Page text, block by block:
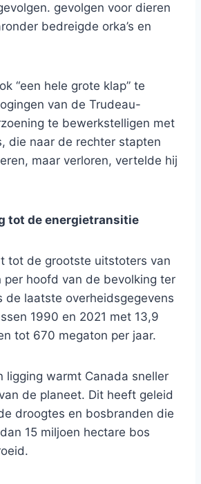
gevolgen voor dieren
bedreigde orka’s en
“een hele grote klap” te
van de Trudeau-
te bewerkstelligen met
die naar de rechter stapten
maar verloren, vertelde hij
tot de energietransitie
tot de grootste uitstoters van
per hoofd van de bevolking ter
de laatste overheidsgegevens
1990 en 2021 met 13,9
tot 670 megaton per jaar.
ligging warmt Canada sneller
de planeet. Dit heeft geleid
droogtes en bosbranden die
15 miljoen hectare bos